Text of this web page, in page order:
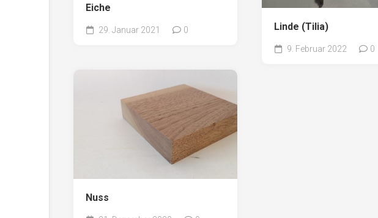
Eiche
29. Januar 2021 0 Linde (Tilia)
9. Februar 2022 0
Nuss